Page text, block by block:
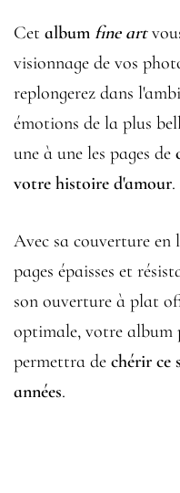
Cet album fine art
visionnage de vos
replongerez dans
émotions de la plus
une à une les pages de
votre histoire d'amour.
Avec sa couverture en
pages épaisses et
son ouverture à plat
optimale, votre album
permettra de chérir ce
années.